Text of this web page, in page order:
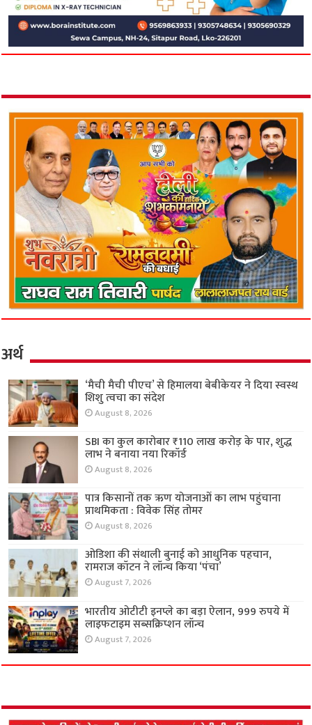
अर्थ
‘मैची मैची पीएच’ से हिमालया बेबीकेयर ने दिया स्वस्थ
शिशु त्वचा का संदेश
August 8, 2026
SBI का कुल कारोबार ₹110 लाख करोड़ के पार, शुद्ध
लाभ ने बनाया नया रिकॉर्ड
August 8, 2026
पात्र किसानों तक ऋण योजनाओं का लाभ पहुंचाना
प्राथमिकता : विवेक सिंह तोमर
August 8, 2026
ओडिशा की संथाली बुनाई को आधुनिक पहचान,
रामराज कॉटन ने लॉन्च किया ‘पंचा’
August 7, 2026
भारतीय ओटीटी इनप्ले का बड़ा ऐलान, 999 रुपये में
लाइफटाइम सब्सक्रिप्शन लॉन्च
August 7, 2026